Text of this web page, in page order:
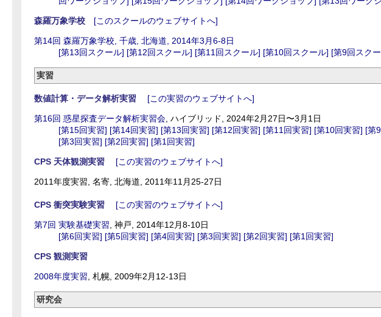
森羅万象学校 [このスクールのウェブサイトへ]
第14回 森羅万象学校, 千歳, 北海道, 2014年3月6-8日
[第13回スクール] [第12回スクール] [第11回スクール] [第10回スクール] [第9回スク
実習
数値計算・データ解析実習 [この実習のウェブサイトへ]
第16回 惑星探査データ解析実習会 , ハイブリッド, 2024年2月27日〜3月1日
[第15回実習] [第14回実習] [第13回実習] [第12回実習] [第11回実習] [第10回実習] [第
[第3回実習] [第2回実習] [第1回実習]
CPS 天体観測実習 [この実習のウェブサイトへ]
2011年度実習, 名寄, 北海道, 2011年11月25-27日
CPS 衝突実験実習 [この実習のウェブサイトへ]
第7回 実験基礎実習 , 神戸, 2014年12月8-10日
[第6回実習] [第5回実習] [第4回実習] [第3回実習] [第2回実習] [第1回実習]
CPS 観測実習
2008年度実習 , 札幌, 2009年2月12-13日
研究会